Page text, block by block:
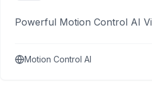
Powerful Motion Control AI
Motion Control AI